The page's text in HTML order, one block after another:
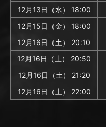
12月13日（水） 18:00
12月15日（金） 18:00
12月16日（土） 20:10
12月16日（土） 20:50
12月16日（土） 21:20
12月16日（土） 22:00